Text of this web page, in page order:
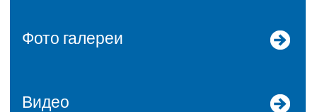
Фото галереи
Видео